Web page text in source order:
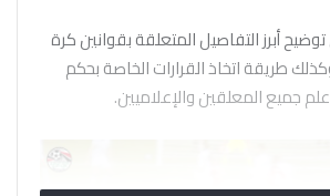
أبرز التفاصيل المتعلقة بقوانين كرة
طريقة اتخاذ القرارات الخاصة بحكم
جميع المعلقين والإعلاميين.